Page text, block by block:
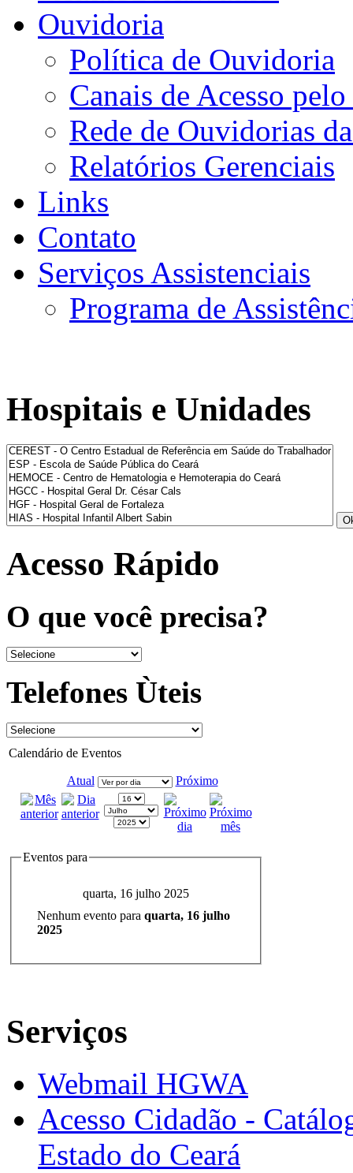
Ouvidoria
Política de Ouvidoria
Canais de Acesso
Rede de Ouvidorias
Relatórios Gerenciais
Links
Contato
Serviços Assistenciais
Programa de
Hospitais e Unidades
Acesso Rápido
O que você precisa?
Telefones Ùteis
Calendário de Eventos
Atual Próximo
Eventos para
quarta, 16 julho 2025
Nenhum evento para quarta, 16 julho
2025
Serviços
Webmail HGWA
Acesso Cidadão -
Estado do Ceará